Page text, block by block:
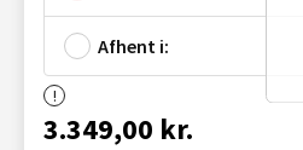
Afhent i:
3.349,00 kr.